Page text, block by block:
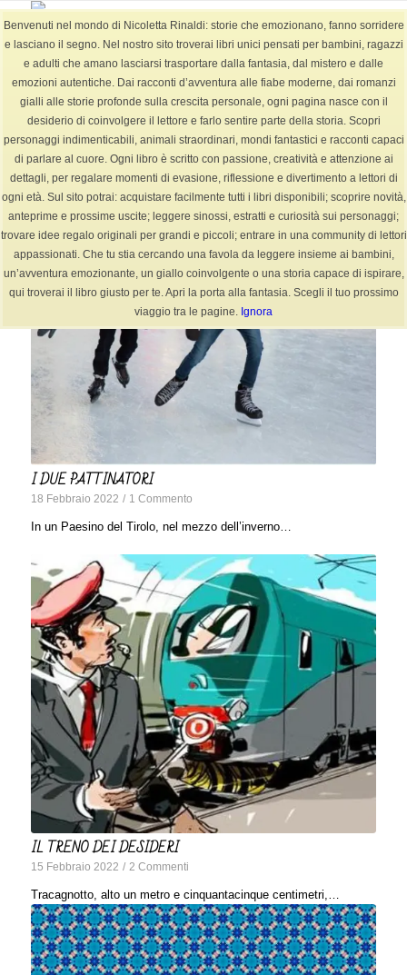
Benvenuti nel mondo di Nicoletta Rinaldi: storie che emozionano, fanno sorridere
e lasciano il segno. Nel nostro sito troverai libri unici pensati per bambini, ragazzi
e adulti che amano lasciarsi trasportare dalla fantasia, dal mistero e dalle
emozioni autentiche. Dai racconti d’avventura alle fiabe moderne, dai romanzi
gialli alle storie profonde sulla crescita personale, ogni pagina nasce con il
desiderio di coinvolgere il lettore e farlo sentire parte della storia. Scopri
personaggi indimenticabili, animali straordinari, mondi fantastici e racconti capaci
di parlare al cuore. Ogni libro è scritto con passione, creatività e attenzione ai
dettagli, per regalare momenti di evasione, riflessione e divertimento a lettori di
ogni età. Sul sito potrai: acquistare facilmente tutti i libri disponibili; scoprire novità,
anteprime e prossime uscite; leggere sinossi, estratti e curiosità sui personaggi;
trovare idee regalo originali per grandi e piccoli; entrare in una community di lettori
appassionati. Che tu stia cercando una favola da leggere insieme ai bambini,
un’avventura emozionante, un giallo coinvolgente o una storia capace di ispirare,
qui troverai il libro giusto per te. Apri la porta alla fantasia. Scegli il tuo prossimo
viaggio tra le pagine. Ignora
Archivio per categoria: Fiabe +6-12 anni (Pagina 11)
Sei in: Home / BLOG / Fiabe +6-12 anni
I DUE PATTINATORI
18 Febbraio 2022 / 1 Commento
In un Paesino del Tirolo, nel mezzo dell’inverno…
IL TRENO DEI DESIDERI
15 Febbraio 2022 / 2 Commenti
Tracagnotto, alto un metro e cinquantacinque centimetri,…